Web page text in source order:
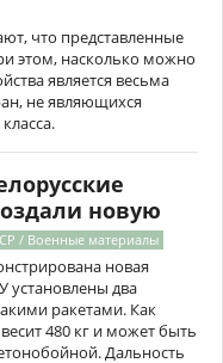
что представленные
этом, насколько можно
является весьма
не являющихся
новую
/ Военные материалы
новая
установлены два
ракетами. Как
480 кг и может быть
Дальность